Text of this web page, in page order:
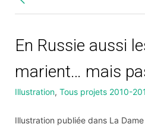
En Russie aussi
marient… mais
Illustration, Tous projets 2010-
Illustration publiée dans La